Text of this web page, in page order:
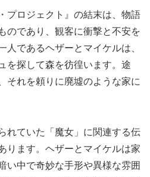
プロジェクト』の結末は、物語
のであり、観客に衝撃と不安を
人であるヘザーとマイケルは、
を探して森を彷徨います。途
それを頼りに廃墟のような家に
れていた「魔女」に関連する伝
ります。ヘザーとマイケルは家
い中で奇妙な手形や異様な雰囲